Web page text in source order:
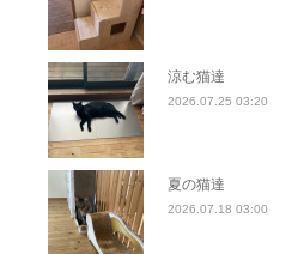
涼む猫達
2026.07.25 03:20
夏の猫達
2026.07.18 03:00